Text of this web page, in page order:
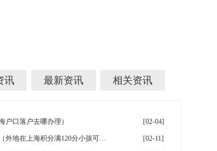
讯 最新资讯 相关资讯
户口落户去哪办理） [02-04]
落户上海：一分绊倒多少外地生（外地在上海积分满120分小孩可以考上海大学吗） [02-11]